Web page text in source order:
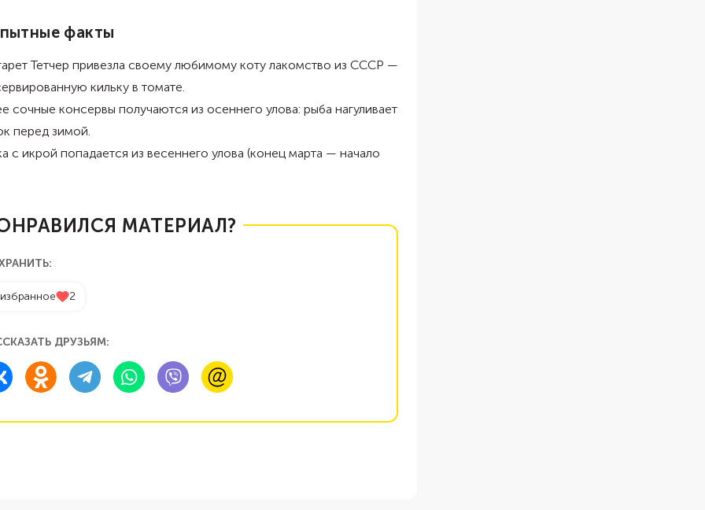
факты
Тетчер привезла своему любимому коту лакомство из СССР —
кильку в томате.
сочные консервы получаются из осеннего улова: рыба нагуливает
перед зимой.
с икрой попадается из весеннего улова (конец марта — начало
МАТЕРИАЛ?
2
ДРУЗЬЯМ: